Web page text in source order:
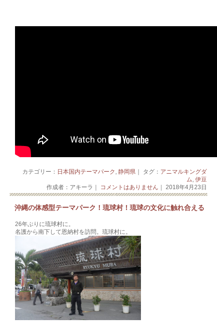
カテゴリー： 日本国内テーマパーク 静岡県 ｜ タグ： アニマルキングダ
ム 伊豆
作成者：アキーラ｜
コメントはありません ｜ 2018年4月23日
沖縄の体感型テーマパーク！琉球村！琉球の文化に触れ合える
26年ぶりに琉球村に。
名護から南下して恩納村を訪問。琉球村に。